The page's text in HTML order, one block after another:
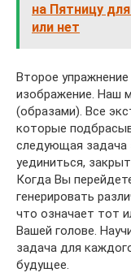
на Пятницу
или нет
Второе
изображение. Наш
(образами). Все
которые
следующая задача
уединиться,
Когда Вы
генерировать
что означает тот
Вашей голове.
задача для
будущее.